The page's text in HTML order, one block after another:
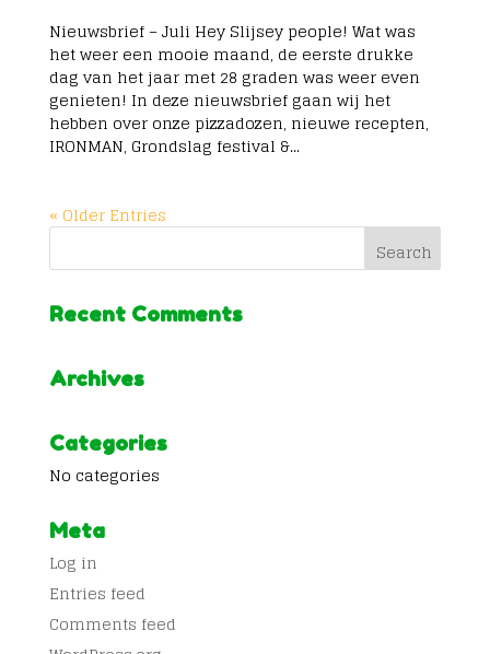
Nieuwsbrief – Juli Hey Slijsey people! Wat was
het weer een mooie maand, de eerste drukke
dag van het jaar met 28 graden was weer even
genieten! In deze nieuwsbrief gaan wij het
hebben over onze pizzadozen, nieuwe recepten,
IRONMAN, Grondslag festival &...
« Older Entries
Recent Comments
Archives
Categories
No categories
Meta
Log in
Entries feed
Comments feed